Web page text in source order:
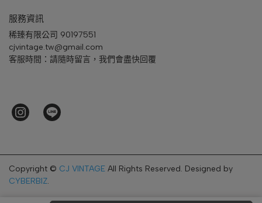
服務資訊
稀臻有限公司 90197551
cjvintage.tw@gmail.com
客服時間：請隨時留言，我們會盡快回覆
Copyright © CJ VINTAGE All Rights Reserved. Designed by
CYBERBIZ.